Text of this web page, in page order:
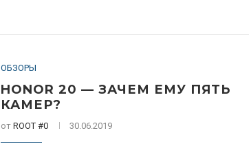
ОБЗОРЫ
HONOR 20 — ЗАЧЕМ ЕМУ ПЯТЬ
КАМЕР?
от ROOT #0 30.06.2019